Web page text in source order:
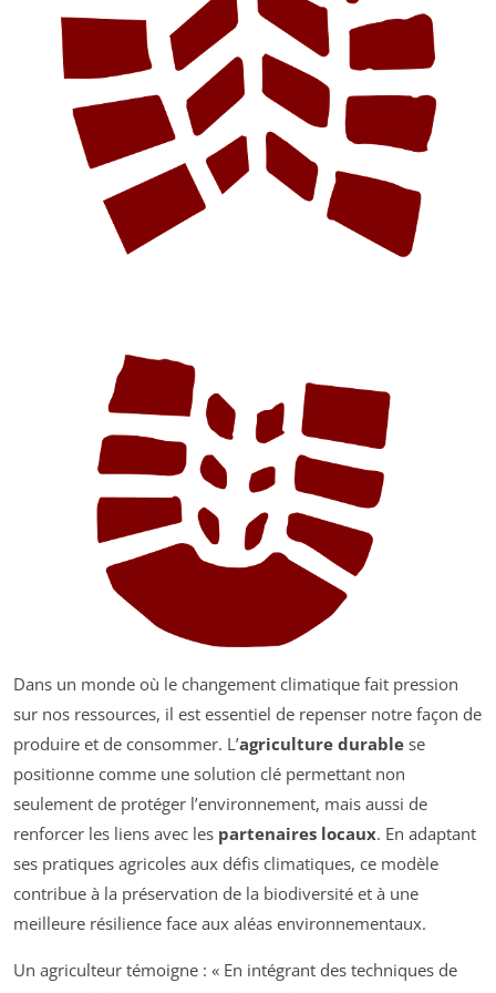
Dans un monde où le changement climatique fait pression
sur nos ressources, il est essentiel de repenser notre façon de
produire et de consommer. L’agriculture durable se
positionne comme une solution clé permettant non
seulement de protéger l’environnement, mais aussi de
renforcer les liens avec les partenaires locaux. En adaptant
ses pratiques agricoles aux défis climatiques, ce modèle
contribue à la préservation de la biodiversité et à une
meilleure résilience face aux aléas environnementaux.
Un agriculteur témoigne : « En intégrant des techniques de